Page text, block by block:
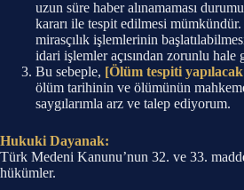
uzun süre haber alınamaması
kararı ile tespit edilmesi
mirasçılık işlemlerinin
idari işlemler açısından zorunlu hale
Bu sebeple, [Ölüm tespiti
ölüm tarihinin ve ölümünün
saygılarımla arz ve talep ediyorum.
Hukuki Dayanak:
Türk Medeni Kanunu’nun 32. ve 33.
hükümler.